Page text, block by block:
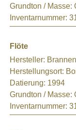
Grundton / Masse:
Inventarnummer:
Flöte
Hersteller:
Herstellungsort:
Datierung: 1994
Grundton / Masse:
Inventarnummer: